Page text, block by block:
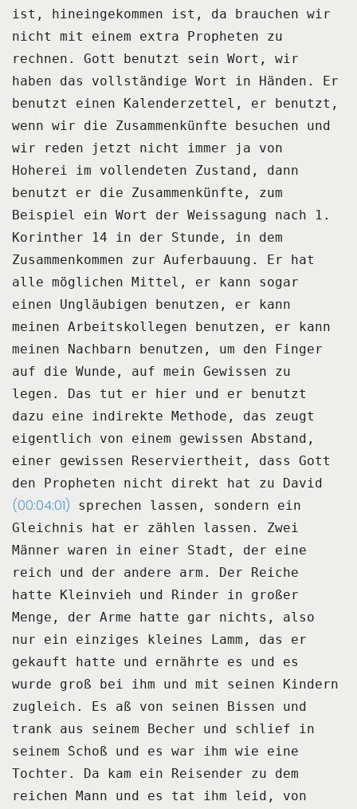
ist, hineingekommen
ist, da brauchen wir
nicht mit einem extra Propheten zu
rechnen.
Gott benutzt sein Wort, wir
haben das vollständige Wort in Händen.
Er
benutzt einen Kalenderzettel, er benutzt,
wenn wir die Zusammenkünfte besuchen und
wir reden jetzt nicht immer ja von
Hoherei im vollendeten Zustand, dann
benutzt er die
Zusammenkünfte, zum
Beispiel ein Wort der Weissagung nach 1.
Korinther 14 in der Stunde, in dem
Zusammenkommen zur Auferbauung.
Er hat
alle möglichen Mittel, er kann sogar
einen Ungläubigen benutzen, er kann
meinen Arbeitskollegen benutzen, er kann
meinen Nachbarn benutzen, um den Finger
auf die Wunde, auf mein Gewissen zu
legen.
Das tut er hier und er benutzt
dazu eine indirekte Methode, das zeugt
eigentlich von einem gewissen Abstand,
einer gewissen Reserviertheit, dass Gott
den Propheten nicht direkt hat zu David
(00:04:01)
sprechen lassen, sondern ein
Gleichnis hat er zählen lassen.
Zwei
Männer waren in einer Stadt, der eine
reich und der andere arm.
Der Reiche
hatte Kleinvieh und Rinder in großer
Menge, der Arme hatte gar nichts, also
nur
ein einziges kleines Lamm, das er
gekauft hatte und ernährte es und es
wurde groß
bei ihm und mit seinen Kindern
zugleich.
Es aß von seinen Bissen und
trank aus seinem Becher und schlief in
seinem Schoß und es
war ihm wie eine
Tochter.
Da kam ein Reisender zu dem
reichen Mann und es tat ihm leid, von